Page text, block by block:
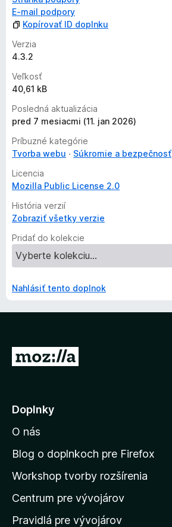
E‑mail podpory
Kopírovať ID doplnku
Verzia
4.3.2
Veľkosť
40,61 kB
Posledná aktualizácia
pred 7 mesiacmi (11. jan 2026)
Príbuzné kategórie
Tvorba webu
Súkromie a bezpečnosť
Licencia
Mozilla Public License 2.0
História verzií
Zobraziť všetky verzie
Pridať do kolekcie
Nahlásiť tento doplnok
P
j
ť
n
d
o
m
Doplnky
O nás
Blog o doplnkoch pre Firefox
Workshop tvorby rozšírenia
Centrum pre vývojárov
Pravidlá pre vývojárov